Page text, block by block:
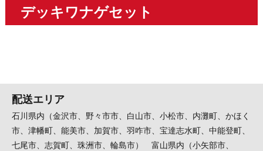
デッキワナゲセット
配送エリア
石川県内（金沢市、野々市市、白山市、小松市、内灘町、かほく
市、津幡町、能美市、加賀市、羽咋市、宝達志水町、中能登町、
七尾市、志賀町、珠洲市、輪島市） 富山県内（小矢部市、